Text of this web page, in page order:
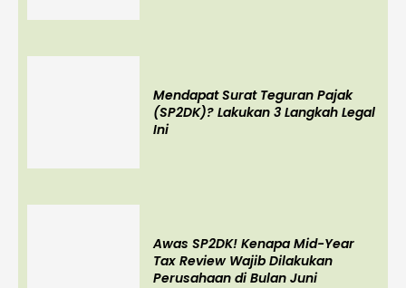
Mendapat Surat Teguran Pajak
(SP2DK)? Lakukan 3 Langkah Legal
Ini
Awas SP2DK! Kenapa Mid-Year
Tax Review Wajib Dilakukan
Perusahaan di Bulan Juni